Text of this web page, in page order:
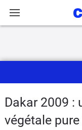
Actu
Essais
Dakar 2009 :
végétale pure